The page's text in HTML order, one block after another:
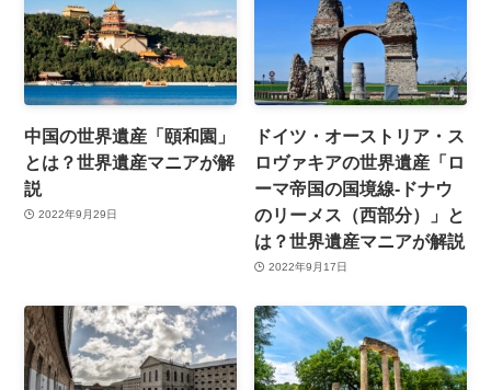
中国の世界遺産「頤和園」
とは？世界遺産マニアが解
説
2022年9月29日
ドイツ・オーストリア・ス
ロヴァキアの世界遺産「ロ
ーマ帝国の国境線-ドナウ
のリーメス（西部分）」と
は？世界遺産マニアが解説
2022年9月17日